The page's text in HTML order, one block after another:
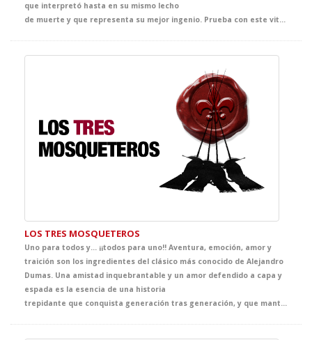
que interpretó hasta en su mismo lecho
de muerte y que representa su mejor ingenio. Prueba con este vitamínico para tus clases de Francés que ha pasado a la historia como una de las mejores comedias de todos los tiempos. ¡IM-PRES-CIN-DI-BLE!
LOS TRES MOSQUETEROS
Uno para todos y... ¡¡todos para uno!! Aventura, emoción, amor y
traición son los ingredientes del clásico más conocido de Alejandro
Dumas. Una amistad inquebrantable y un amor defendido a capa y
espada es la esencia de una historia
trepidante que conquista generación tras generación, y que mantendrá a tus alumnos expectantes y en guardia durante todo el espectáculo. Acompaña a D'Artagnan y a sus tres inseparables amigos en la misión más audaz de la temporada, y disfruta con tus alumnos de la magia del teatro y de los clásicos más populares.